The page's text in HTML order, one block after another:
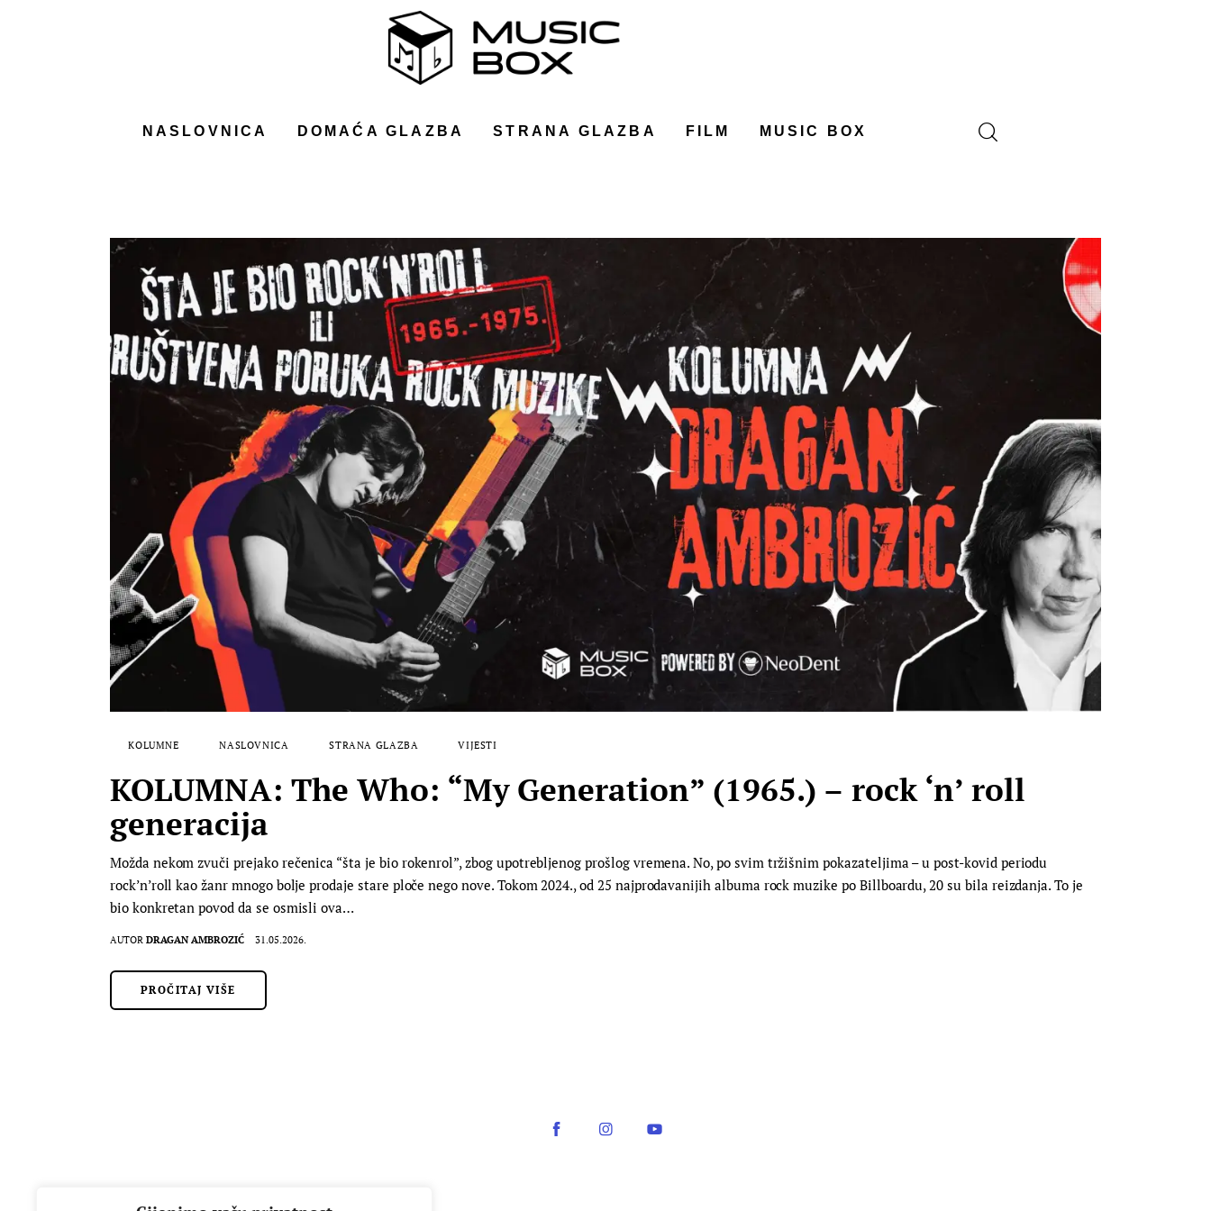
NASLOVNICA DOMAĆA GLAZBA STRANA GLAZBA FILM MUSIC BOX
KOLUMNE NASLOVNICA STRANA GLAZBA VIJESTI
KOLUMNA: The Who: “My Generation” (1965.) – rock ‘n’ roll
generacija
Možda nekom zvuči prejako rečenica “šta je bio rokenrol”, zbog upotrebljenog prošlog vremena. No, po svim tržišnim pokazateljima – u post-kovid periodu
rock’n’roll kao žanr mnogo bolje prodaje stare ploče nego nove. Tokom 2024., od 25 najprodavanijih albuma rock muzike po Billboardu, 20 su bila reizdanja. To je
bio konkretan povod da se osmisli ova…
AUTOR DRAGAN AMBROZIĆ 31.05.2026.
PROČITAJ VIŠE